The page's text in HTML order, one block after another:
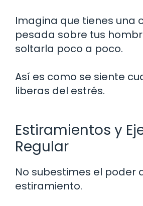
Imagina que tienes una
pesada sobre tus
soltarla poco a poco.
Así es como se siente
liberas del estrés.
Estiramientos y
Regular
No subestimes el poder
estiramiento.